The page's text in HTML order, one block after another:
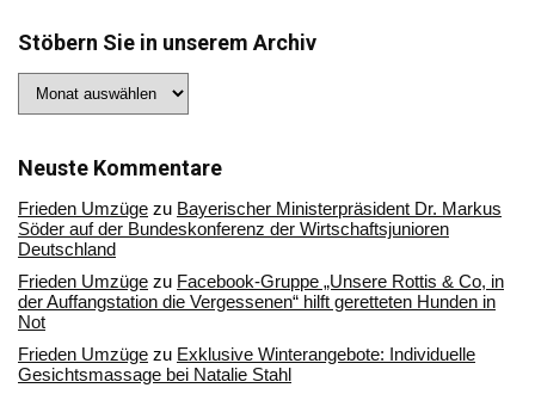
Stöbern Sie in unserem Archiv
Sie
Archiv
Neuste Kommentare
Frieden Umzüge zu Bayerischer Ministerpräsident Dr. Markus
Söder auf der Bundeskonferenz der Wirtschaftsjunioren
Deutschland
Frieden Umzüge zu Facebook-Gruppe „Unsere Rottis & Co, in
der Auffangstation die Vergessenen“ hilft geretteten Hunden in
Not
Frieden Umzüge zu Exklusive Winterangebote: Individuelle
Gesichtsmassage bei Natalie Stahl